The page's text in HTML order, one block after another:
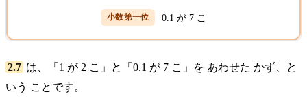
0.1 が 7 こ
2.7 は、「1 が 2 こ」と「0.1 が 7 こ」を あわせた かず、と
いう ことです。